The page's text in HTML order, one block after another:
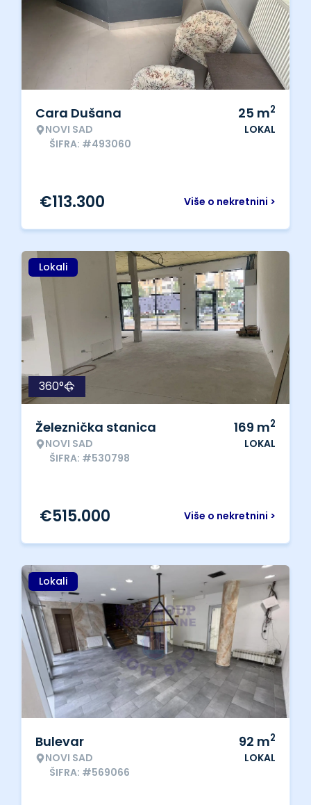
Cara Dušana
NOVI SAD
ŠIFRA: #493060
25 m2
LOKAL
Više o nekretnini >
€113.300
Lokali
360°
Železnička stanica
NOVI SAD
ŠIFRA: #530798
169 m2
LOKAL
Više o nekretnini >
€515.000
Lokali
Bulevar
NOVI SAD
ŠIFRA: #569066
92 m2
LOKAL